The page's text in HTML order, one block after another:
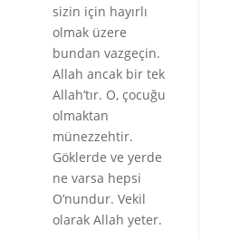
sizin için hayırlı
olmak üzere
bundan vazgeçin.
Allah ancak bir tek
Allah’tır. O, çocuğu
olmaktan
münezzehtir.
Göklerde ve yerde
ne varsa hepsi
O’nundur. Vekil
olarak Allah yeter.